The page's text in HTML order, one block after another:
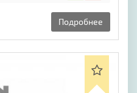
Подробнее